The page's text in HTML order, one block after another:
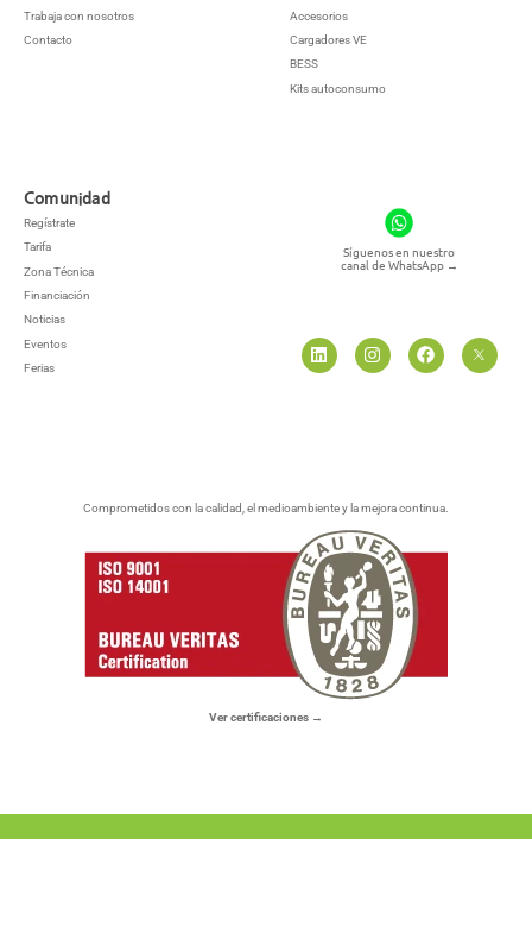
Trabaja con nosotros
Contacto
Accesorios
Cargadores VE
BESS
Kits autoconsumo
Comunidad
Regístrate
Tarifa
Zona Técnica
Financiación
Noticias
Eventos
Ferias
Síguenos en nuestro
canal de WhatsApp →
Comprometidos con la calidad, el medioambiente y la mejora continua.
Ver certificaciones →